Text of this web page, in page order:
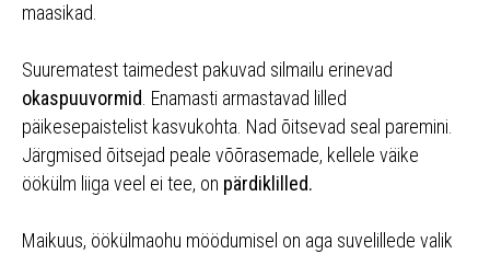
maasikad.
Suurematest taimedest pakuvad silmailu erinevad
okaspuuvormid . Enamasti armastavad lilled
päikesepaistelist kasvukohta. Nad õitsevad seal paremini.
Järgmised õitsejad peale võõrasemade, kellele väike
öökülm liiga veel ei tee, on pärdiklilled.
Maikuus, öökülmaohu möödumisel on aga suvelillede valik